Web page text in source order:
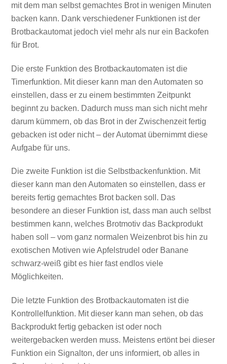
mit dem man selbst gemachtes Brot in wenigen Minuten
backen kann. Dank verschiedener Funktionen ist der
Brotbackautomat jedoch viel mehr als nur ein Backofen
für Brot.
Die erste Funktion des Brotbackautomaten ist die
Timerfunktion. Mit dieser kann man den Automaten so
einstellen, dass er zu einem bestimmten Zeitpunkt
beginnt zu backen. Dadurch muss man sich nicht mehr
darum kümmern, ob das Brot in der Zwischenzeit fertig
gebacken ist oder nicht – der Automat übernimmt diese
Aufgabe für uns.
Die zweite Funktion ist die Selbstbackenfunktion. Mit
dieser kann man den Automaten so einstellen, dass er
bereits fertig gemachtes Brot backen soll. Das
besondere an dieser Funktion ist, dass man auch selbst
bestimmen kann, welches Brotmotiv das Backprodukt
haben soll – vom ganz normalen Weizenbrot bis hin zu
exotischen Motiven wie Apfelstrudel oder Banane
schwarz-weiß gibt es hier fast endlos viele
Möglichkeiten.
Die letzte Funktion des Brotbackautomaten ist die
Kontrollelfunktion. Mit dieser kann man sehen, ob das
Backprodukt fertig gebacken ist oder noch
weitergebacken werden muss. Meistens ertönt bei dieser
Funktion ein Signalton, der uns informiert, ob alles in